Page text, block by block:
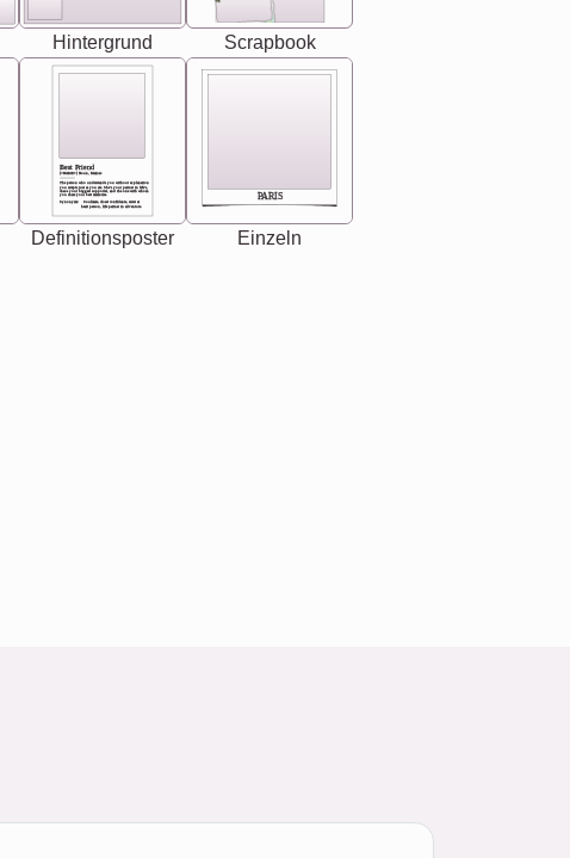
Hintergrund Scrapbook
Best Friend
[<NAME>] Noun, feminie
Synonyms: Soulmate, closet confidante, sister at
heart person, life partner in adventure.
The person who understands you without explanation
you accepts just as you are. She's your partner in life's,
chaos your biggest supporter, and the one with whom
you share your best memories.
Definitionsposter
PARIS
Einzeln